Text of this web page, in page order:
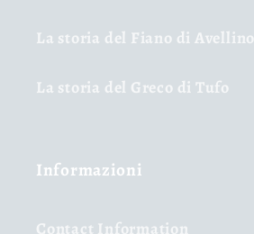
La storia del Fiano di Avellino
La storia del Greco di Tufo
Informazioni
Contact Information